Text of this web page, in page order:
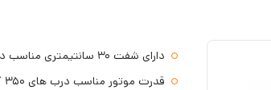
دارای شفت 30 سانتیمتری مناسب درب هایی با عرض 2 متر در هر لنگه
قدرت موتور مناسب درب های 350 کیلوگرمی در هر لنگه